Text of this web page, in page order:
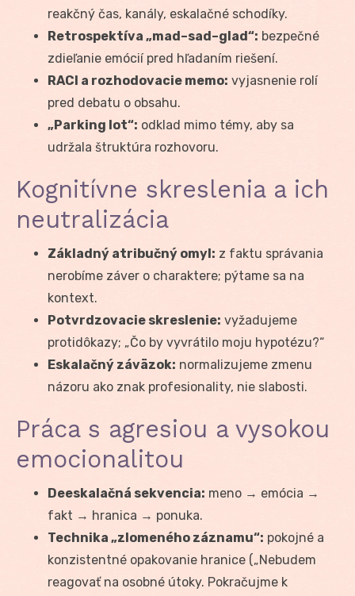
reakčný čas, kanály, eskalačné schodíky.
Retrospektíva „mad–sad–glad“: bezpečné
zdieľanie emócií pred hľadaním riešení.
RACI a rozhodovacie memo: vyjasnenie rolí
pred debatu o obsahu.
„Parking lot“: odklad mimo témy, aby sa
udržala štruktúra rozhovoru.
Kognitívne skreslenia a ich
neutralizácia
Základný atribučný omyl: z faktu správania
nerobíme záver o charaktere; pýtame sa na
kontext.
Potvrdzovacie skreslenie: vyžadujeme
protidôkazy; „Čo by vyvrátilo moju hypotézu?“
Eskalačný záväzok: normalizujeme zmenu
názoru ako znak profesionality, nie slabosti.
Práca s agresiou a vysokou
emocionalitou
Deeskalačná sekvencia: meno → emócia →
fakt → hranica → ponuka.
Technika „zlomeného záznamu“: pokojné a
konzistentné opakovanie hranice („Nebudem
reagovať na osobné útoky. Pokračujme k